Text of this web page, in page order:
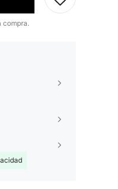
compra.